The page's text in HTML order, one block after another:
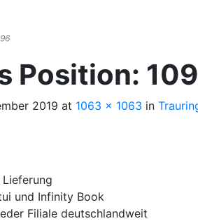
Position:
2019 at 1063 × 1063 in
Lieferung
und Infinity Book
Filiale deutschlandweit